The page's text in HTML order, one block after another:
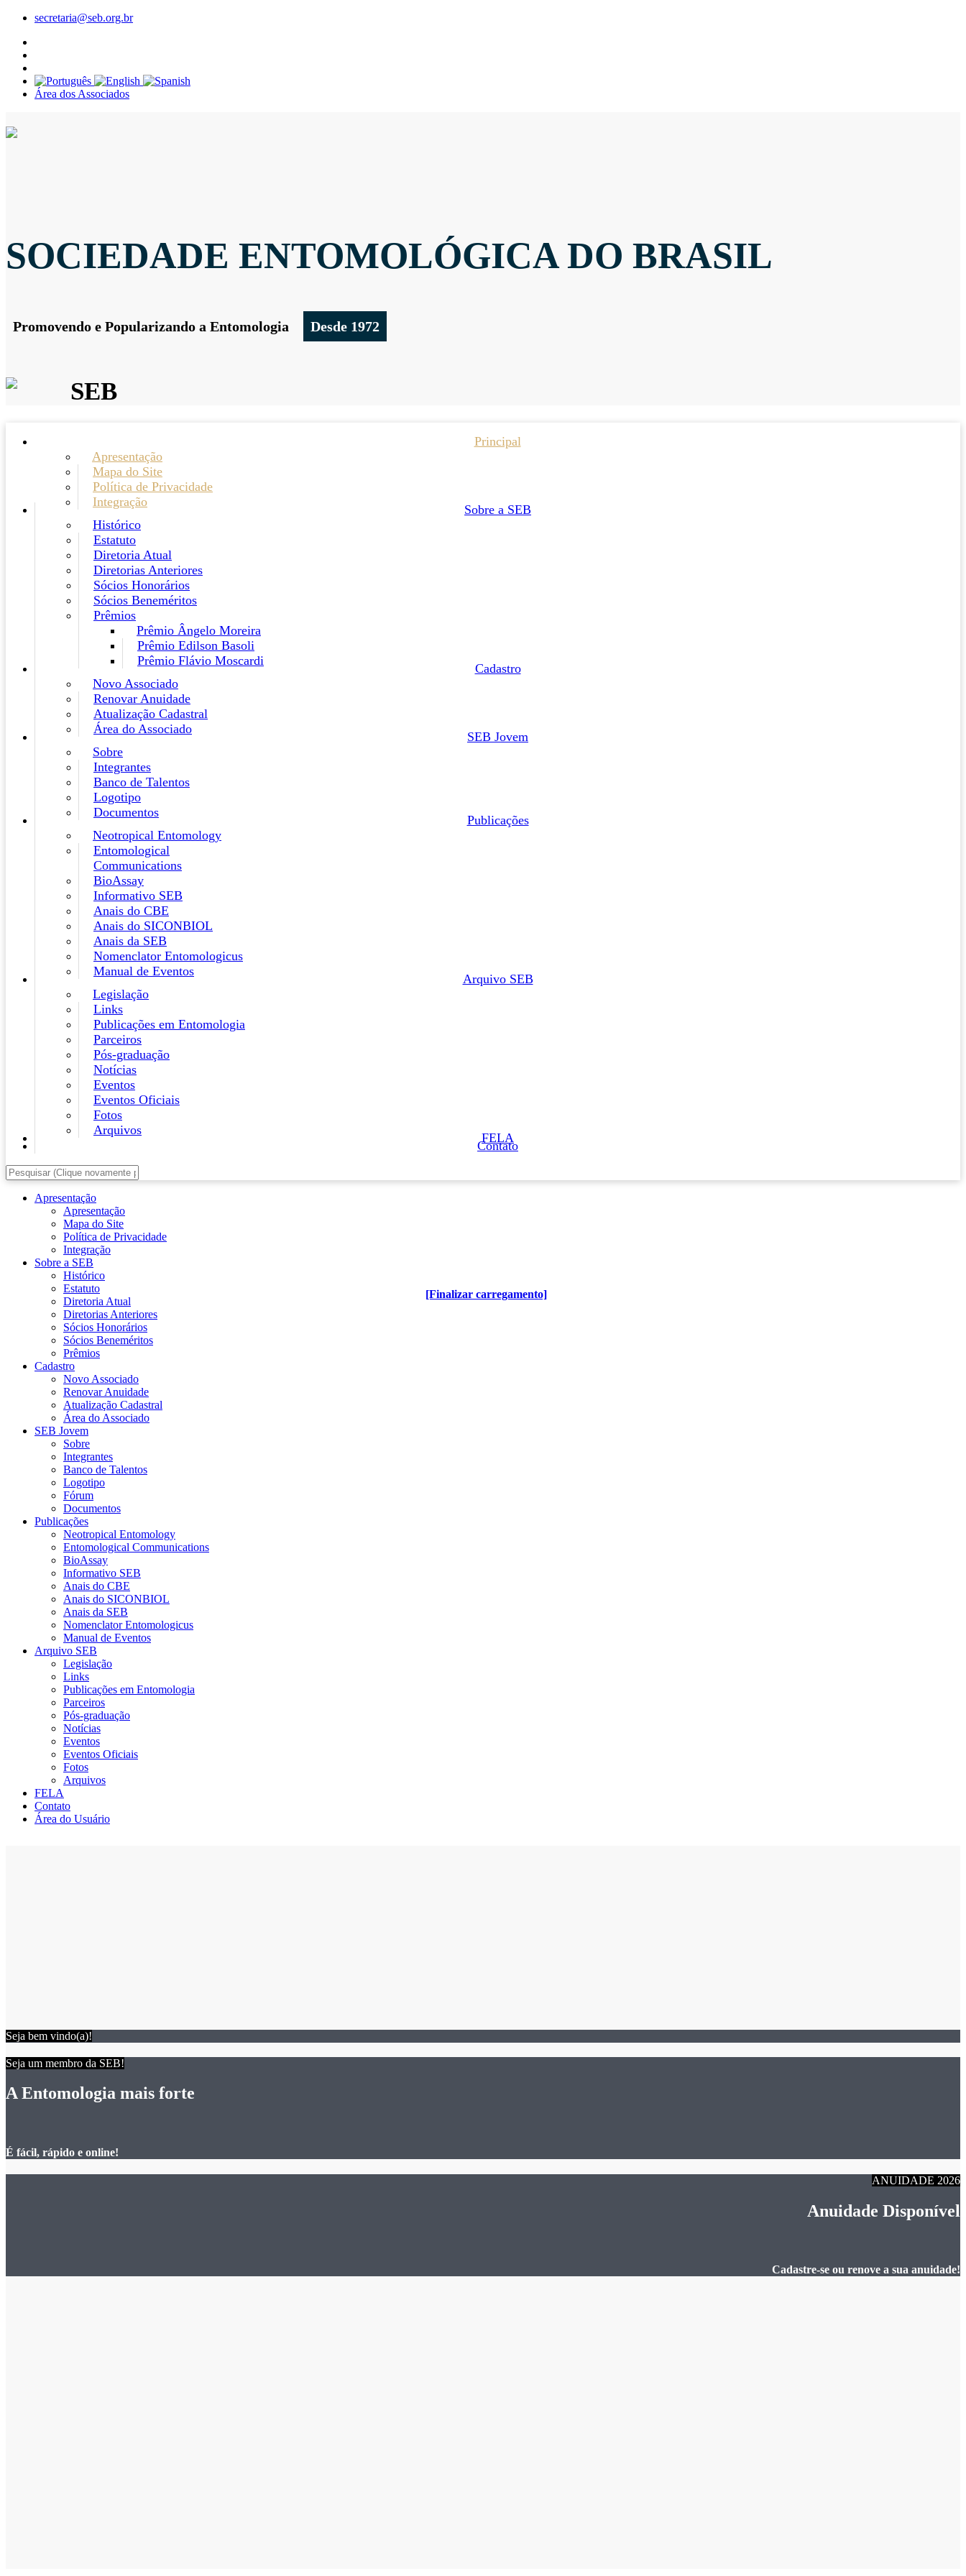
[Finalizar carregamento]
secretaria@seb.org.br
Área dos Associados
SOCIEDADE ENTOMOLÓGICA DO BRASIL
Promovendo e Popularizando a Entomologia Desde 1972
SEB
Principal
Apresentação
Mapa do Site
Política de Privacidade
Integração
Sobre a SEB
Histórico
Estatuto
Diretoria Atual
Diretorias Anteriores
Sócios Honorários
Sócios Beneméritos
Prêmios
Prêmio Ângelo Moreira
Prêmio Edilson Basoli
Prêmio Flávio Moscardi
Cadastro
Novo Associado
Renovar Anuidade
Atualização Cadastral
Área do Associado
SEB Jovem
Sobre
Integrantes
Banco de Talentos
Logotipo
Documentos
Publicações
Neotropical Entomology
Entomological
Communications
BioAssay
Informativo SEB
Anais do CBE
Anais do SICONBIOL
Anais da SEB
Nomenclator Entomologicus
Manual de Eventos
Arquivo SEB
Legislação
Links
Publicações em Entomologia
Parceiros
Pós-graduação
Notícias
Eventos
Eventos Oficiais
Fotos
Arquivos
FELA
Contato
Apresentação
Apresentação
Mapa do Site
Política de Privacidade
Integração
Sobre a SEB
Histórico
Estatuto
Diretoria Atual
Diretorias Anteriores
Sócios Honorários
Sócios Beneméritos
Prêmios
Cadastro
Novo Associado
Renovar Anuidade
Atualização Cadastral
Área do Associado
SEB Jovem
Sobre
Integrantes
Banco de Talentos
Logotipo
Fórum
Documentos
Publicações
Neotropical Entomology
Entomological Communications
BioAssay
Informativo SEB
Anais do CBE
Anais do SICONBIOL
Anais da SEB
Nomenclator Entomologicus
Manual de Eventos
Arquivo SEB
Legislação
Links
Publicações em Entomologia
Parceiros
Pós-graduação
Notícias
Eventos
Eventos Oficiais
Fotos
Arquivos
FELA
Contato
Área do Usuário
Seja bem vindo(a)!
Seja um membro da SEB!
A Entomologia mais forte
É fácil, rápido e online!
ANUIDADE 2026
Anuidade Disponível
Cadastre-se ou renove a sua anuidade!